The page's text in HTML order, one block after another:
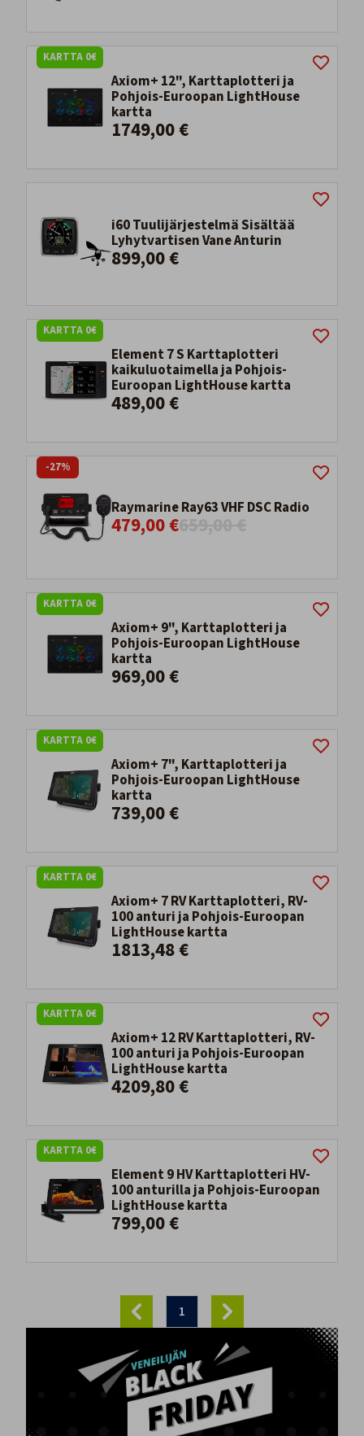
Axiom+ 12", Karttaplotteri ja
Pohjois-Euroopan LightHouse
kartta
1749,00 €
KARTTA 0€
i60 Tuulijärjestelmä Sisältää
Lyhytvartisen Vane Anturin
899,00 €
Element 7 S Karttaplotteri
kaikuluotaimella ja Pohjois-
Euroopan LightHouse kartta
489,00 €
KARTTA 0€
Raymarine Ray63 VHF DSC Radio
479,00 €
-27%
Axiom+ 9", Karttaplotteri ja
Pohjois-Euroopan LightHouse
kartta
969,00 €
KARTTA 0€
Axiom+ 7", Karttaplotteri ja
Pohjois-Euroopan LightHouse
kartta
739,00 €
KARTTA 0€
Axiom+ 7 RV Karttaplotteri, RV-
100 anturi ja Pohjois-Euroopan
LightHouse kartta
1813,48 €
KARTTA 0€
Axiom+ 12 RV Karttaplotteri, RV-
100 anturi ja Pohjois-Euroopan
LightHouse kartta
4209,80 €
KARTTA 0€
Element 9 HV Karttaplotteri HV-
100 anturilla ja Pohjois-Euroopan
LightHouse kartta
799,00 €
KARTTA 0€
1